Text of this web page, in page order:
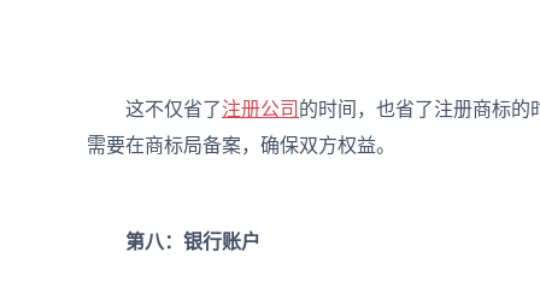
这不仅省了注册公司 的时间，也省了注册商标的
需要在商标局备案，确保双方权益。
第八：银行账户